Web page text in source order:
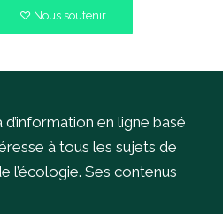
Nous soutenir
en ligne basé
à tous les sujets de
l’écologie. Ses contenus